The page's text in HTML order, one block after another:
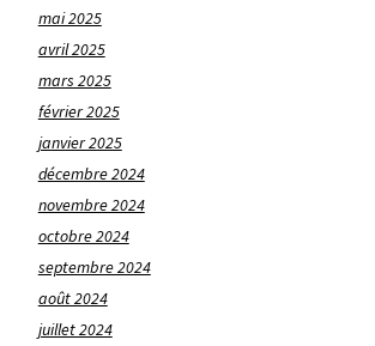
mai 2025
avril 2025
mars 2025
février 2025
janvier 2025
décembre 2024
novembre 2024
octobre 2024
septembre 2024
août 2024
juillet 2024